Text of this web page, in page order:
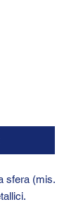
sfera (mis.